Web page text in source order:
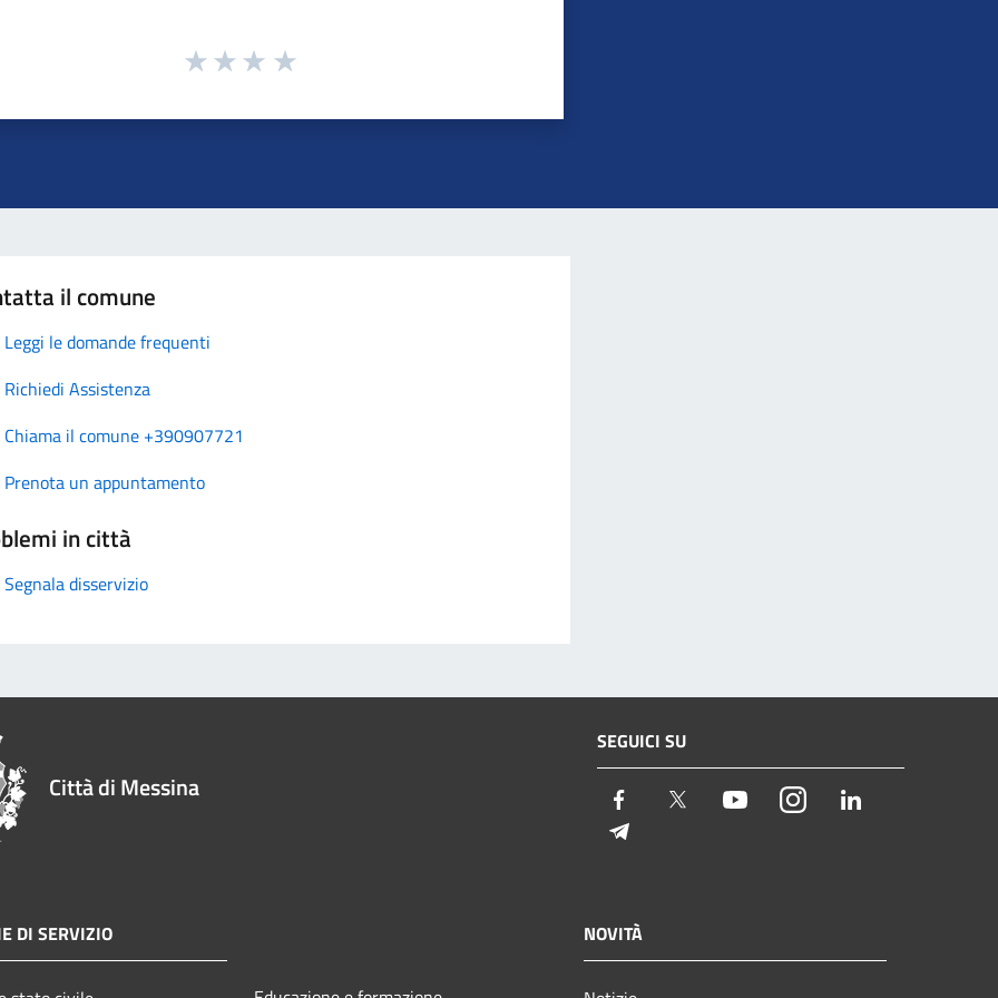
il comune
Leggi le domande frequenti
Richiedi Assistenza
Chiama il comune +390907721
Prenota un appuntamento
in città
Segnala disservizio
Città di Messina
SEGUICI SU
Facebook Twitter YoutubeInstagram
DI SERVIZIO NOVITÀ